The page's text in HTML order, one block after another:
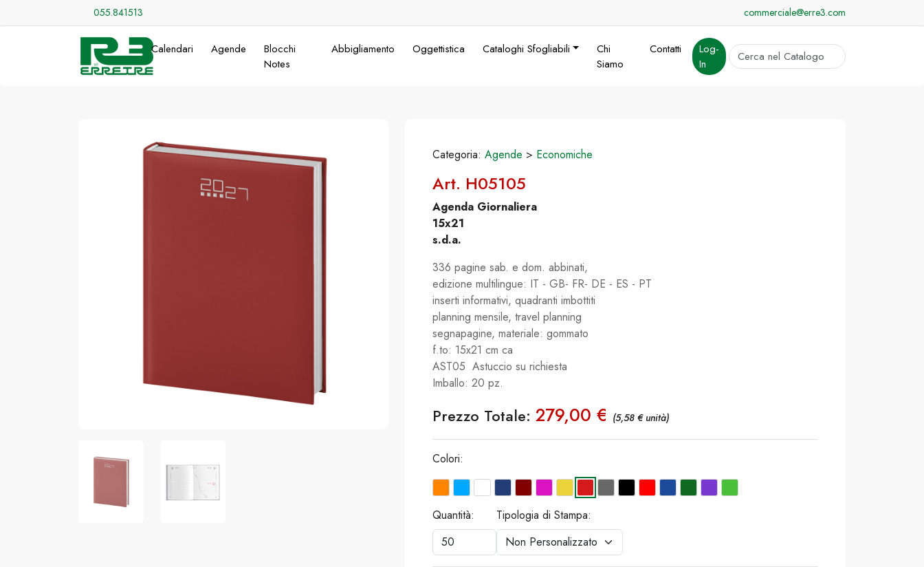
055.841513 commerciale@erre3.com
Calendari Agende
Blocchi
Notes
Abbigliamento Oggettistica Cataloghi Sfogliabili
Chi
Siamo
Contatti
Log-
In
cerca
Categoria: Agende > Economiche
Art. H05105
Agenda Giornaliera
15x21
s.d.a.
336 pagine sab. e dom. abbinati,
edizione multilingue: IT - GB- FR- DE - ES - PT
inserti informativi, quadranti imbottiti
planning mensile, travel planning
segnapagine, materiale: gommato
f.to: 15x21 cm ca
AST05 Astuccio su richiesta
Imballo: 20 pz.
Prezzo Totale: 279,00 € (5,58 € unità)
Colori:
Quantità: Tipologia di Stampa: